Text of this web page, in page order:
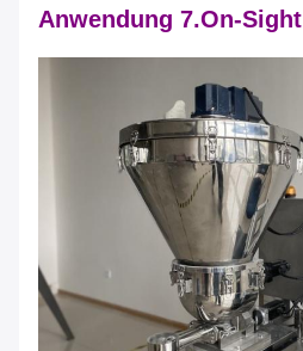
Anwendung 7.On-Sight